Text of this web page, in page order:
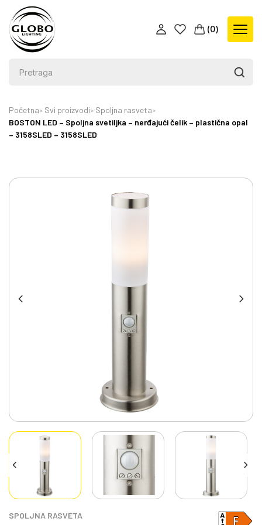
(0)
Početna Svi proizvodi
Spoljna rasveta
BOSTON LED – Spoljna svetiljka – nerđajući čelik – plastična opal
– 3158SLED – 3158SLED
SPOLJNA RASVETA